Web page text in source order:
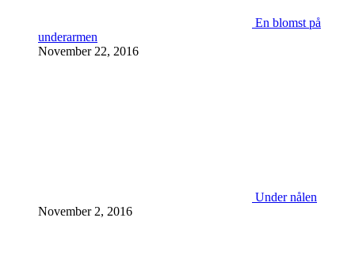
En blomst på
underarmen
November 22, 2016
Under nålen
November 2, 2016